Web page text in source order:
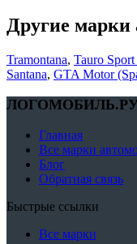
Другие марки
Tramontana, Tauro
Santana, GTA Motor
Главная
Все марки
Блог
Обратная связь
Быстрые ссылки
Все марки